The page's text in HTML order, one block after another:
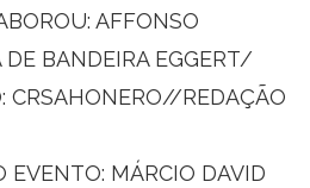
AFFONSO
DE BANDEIRA EGGERT/
CRSAHONERO//REDAÇÃO
EVENTO: MÁRCIO DAVID